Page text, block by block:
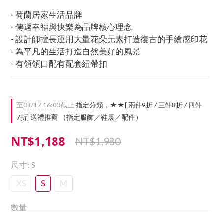
- 荷蘭居家生活品牌
- 傳遞幸福與快樂為品牌核心理念
- 設計師擅長運用大量花朵元素打造復古的手繪感印花
- 為平凡的生活打造自然美好的風景
- 有領領口配有配套紐帶扣
至08/17 16:00截止 指定分類，★★[ 兩件9折 / 三件8折 / 四件
7折] 送禮推薦 （指定服飾／鞋履／配件）
NT$1,188 NT$1,980
尺寸 : S
XS S M
數量